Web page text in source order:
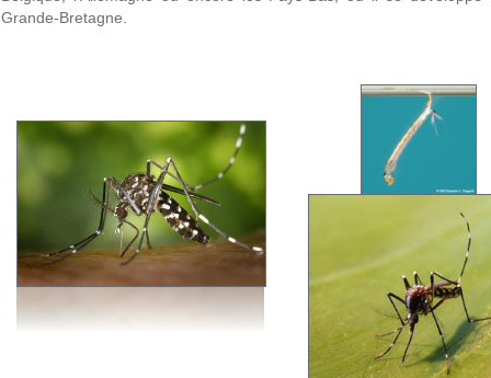
Grande-Bretagne.